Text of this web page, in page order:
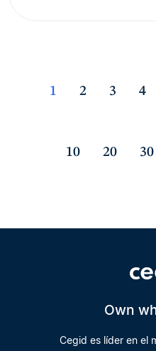
1 2 3 4
10 20 30
Own
Cegid es líder en el